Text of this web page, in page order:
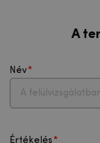
A
Név
Értékelés